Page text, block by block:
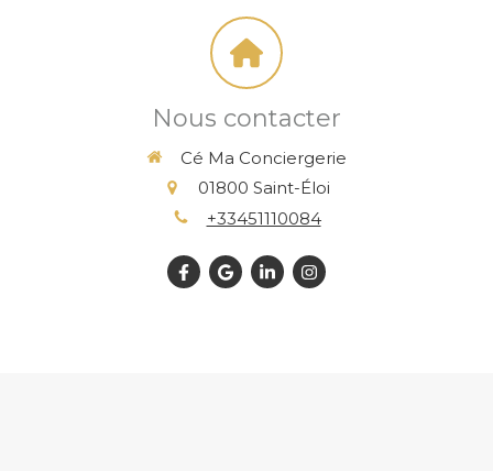
Nous contacter
Cé Ma Conciergerie
01800 Saint-Éloi
+33451110084